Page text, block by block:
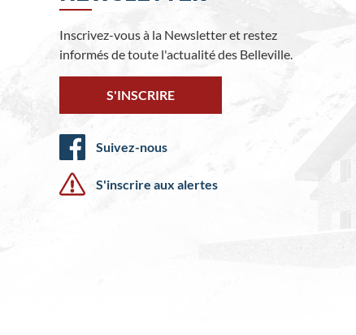
Inscrivez-vous à la Newsletter et restez
informés de toute l'actualité des Belleville.
S'INSCRIRE
Suivez-nous
S'inscrire aux alertes